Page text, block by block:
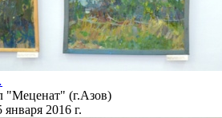
"Меценат" (г.Азов)
2016 г.